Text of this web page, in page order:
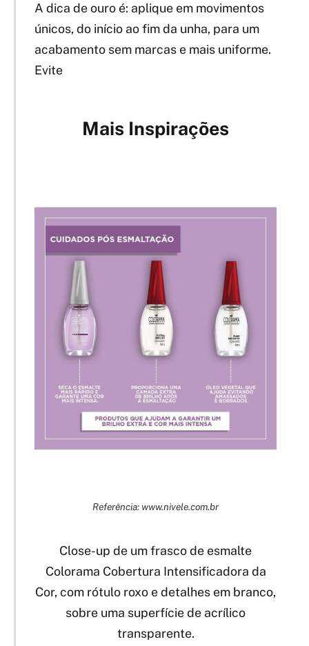
A dica de ouro é: aplique em movimentos
únicos, do início ao fim da unha, para um
acabamento sem marcas e mais uniforme.
Evite
Mais Inspirações
Referência: www.nivele.com.br
Close-up de um frasco de esmalte
Colorama Cobertura Intensificadora da
Cor, com rótulo roxo e detalhes em branco,
sobre uma superfície de acrílico
transparente.